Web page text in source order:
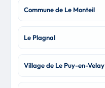
Commune de Le Monteil
Le Plagnal
Village de Le Puy-en-Velay